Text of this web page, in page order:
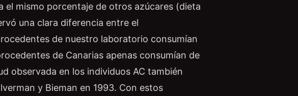
mismo porcentaje de otros azúcares (dieta
una clara diferencia entre el
de nuestro laboratorio consumían
de Canarias apenas consumían de
observada en los individuos AC también
y Bieman en 1993. Con estos